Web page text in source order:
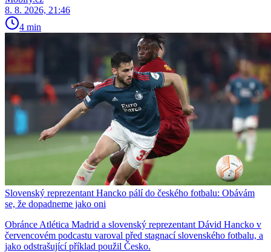
8. 8. 2026, 21:46
4 min
Slovenský reprezentant Hancko pálí do českého fotbalu: Obávám
se, že dopadneme jako oni
Obránce Atlética Madrid a slovenský reprezentant Dávid Hancko v
červencovém podcastu varoval před stagnací slovenského fotbalu, a
jako odstrašující příklad použil Česko.